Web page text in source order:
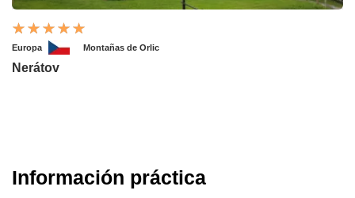
Europa Montañas de Orlic
Nerátov
Información práctica